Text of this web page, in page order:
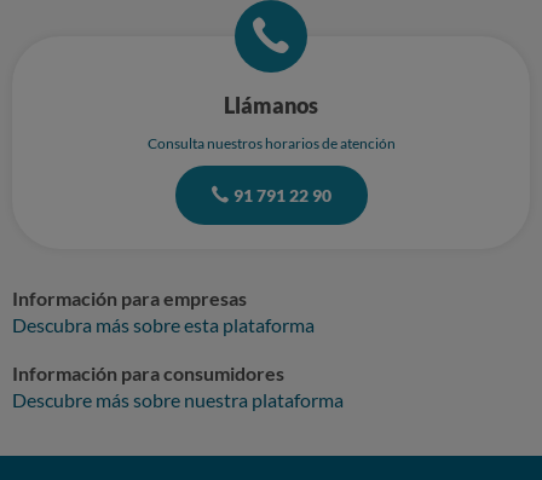
Llámanos
Consulta nuestros horarios de atención
91 791 22 90
Información para empresas
Descubra más sobre esta plataforma
Información para consumidores
Descubre más sobre nuestra plataforma